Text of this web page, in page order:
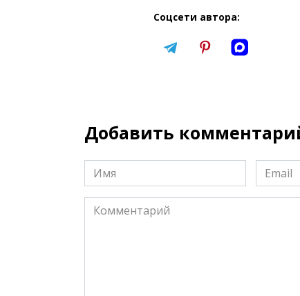
Соцсети автора:
Добавить
Имя
*
Email
*
Комментарий